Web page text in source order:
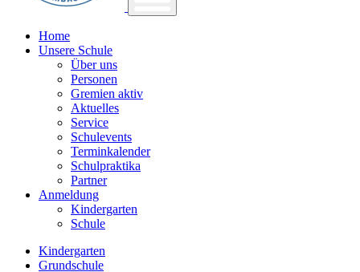
Home
Unsere Schule
Über uns
Personen
Gremien aktiv
Aktuelles
Service
Schulevents
Terminkalender
Schulpraktika
Partner
Anmeldung
Kindergarten
Schule
Kindergarten
Grundschule